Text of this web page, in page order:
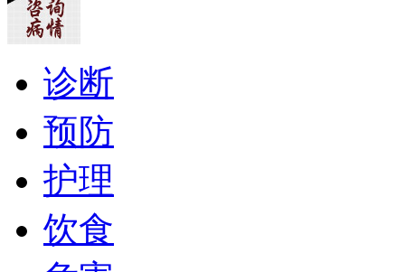
诊断
预防
护理
饮食